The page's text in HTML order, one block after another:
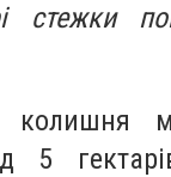
стежки
5